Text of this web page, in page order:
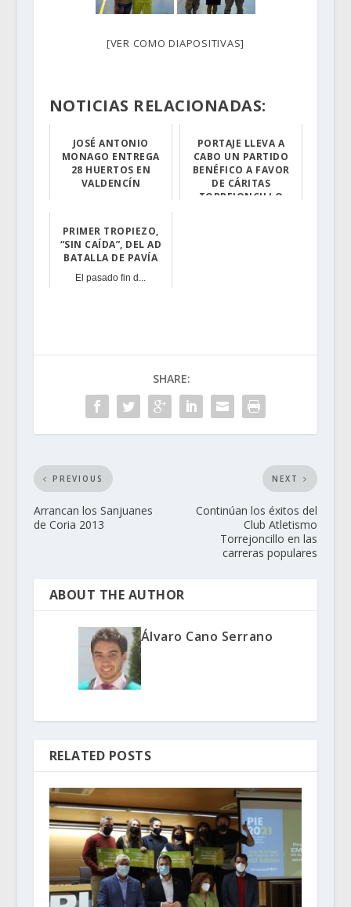
[VER COMO DIAPOSITIVAS]
NOTICIAS RELACIONADAS:
JOSÉ ANTONIO
MONAGO ENTREGA
28 HUERTOS EN
VALDENCÍN
PORTAJE LLEVA A
CABO UN PARTIDO
BENÉFICO A FAVOR
DE CÁRITAS
TORREJONCILLO
PRIMER TROPIEZO,
“SIN CAÍDA”, DEL AD
BATALLA DE PAVÍA
El pasado fin d...
SHARE:
PREVIOUS
Arrancan los Sanjuanes
de Coria 2013
NEXT
Continúan los éxitos del
Club Atletismo
Torrejoncillo en las
carreras populares
ABOUT THE AUTHOR
Álvaro Cano Serrano
RELATED POSTS